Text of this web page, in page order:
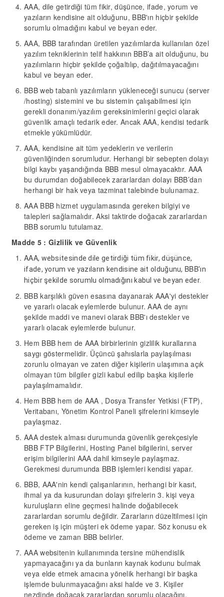
AAA, dile getirdiği tüm fikir, düşünce, ifade, yorum ve
yazıların kendisine ait olduğunu, BBB'ın hiçbir şekilde
sorumlu olmadığını kabul ve beyan eder.
AAA, BBB tarafından üretilen yazılımlarda kullanılan özel
yazılım tekniklerinin telif hakkının BBB’a ait olduğunu, bu
yazılımların hiçbir şekilde çoğaltılıp, dağıtılmayacağını
kabul ve beyan eder.
BBB web tabanlı yazılımların yükleneceği sunucu (server
/hosting) sistemini ve bu sistemin çalışabilmesi için
gerekli donanım/yazılım gereksinimlerini geçici olarak
güvenlik amaçlı tedarik eder. Ancak AAA, kendisi tedarik
etmekle yükümlüdür.
AAA, kendisine ait tüm yedeklerin ve verilerin
güvenliğinden sorumludur. Herhangi bir sebepten dolayı
bilgi kaybı yaşandığında BBB mesul olmayacaktır. AAA
bu durumdan doğabilecek zararlardan dolayı BBB’dan
herhangi bir hak veya tazminat talebinde bulunamaz.
AAA BBB hizmet uygulamasında gereken bilgiyi ve
talepleri sağlamalıdır. Aksi taktirde doğacak zararlardan
BBB sorumlu tutulamaz.
Madde 5 : Gizlilik ve Güvenlik
AAA, websitesinde dile getirdiği tüm fikir, düşünce,
ifade, yorum ve yazıların kendisine ait olduğunu, BBB'ın
hiçbir şekilde sorumlu olmadığını kabul ve beyan eder.
BBB karşılıklı güven esasına dayanarak AAA'yi destekler
ve yararlı olacak eylemlerde bulunur. AAA de aynı
şekilde maddi ve manevi olarak BBB'ı destekler ve
yararlı olacak eylemlerde bulunur.
Hem BBB hem de AAA birbirlerinin gizlilik kurallarına
saygı göstermelidir. Üçüncü şahıslarla paylaşılması
zorunlu olmayan ve zaten diğer kişilerin ulaşımına açık
olmayan tüm bilgiler gizli kabul edilip başka kişilerle
paylaşılmamalıdır.
Hem BBB hem de AAA , Dosya Transfer Yetkisi (FTP),
Veritabanı, Yönetim Kontrol Paneli şifrelerini kimseyle
paylaşmaz.
AAA destek alması durumunda güvenlik gerekçesiyle
BBB FTP Bilgilerini, Hosting Panel bilgilerini, server
erişim bilgilerini AAA dahil kimseyle paylaşmaz.
Gerekmesi durumunda BBB işlemleri kendisi yapar.
BBB, AAA'nin kendi çalışanlarının, herhangi bir kasıt,
ihmal ya da kusurundan dolayı şifrelerin 3. kişi veya
kuruluşların eline geçmesi halinde doğabilecek
zararlardan sorumlu değildir. Zararların düzeltilmesi için
gereken iş için müşteri ek ödeme yapar. Söz konusu ek
ödeme ve zaman BBB belirler.
AAAwebsitenin kullanımında tersine mühendislik
yapmayacağını ya da bunların kaynak kodunu bulmak
veya elde etmek amacına yönelik herhangi bir başka
işlemde bulunmayacağını aksi halde ve 3. Kişiler
nezdinde doğacak zararlardan sorumlu olacağını,